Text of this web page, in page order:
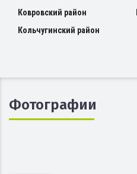
Ковровский район
Кольчугинский район
Фотографии